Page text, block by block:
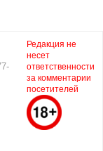
Редакция не
несет
ответственности
за комментарии
посетителей